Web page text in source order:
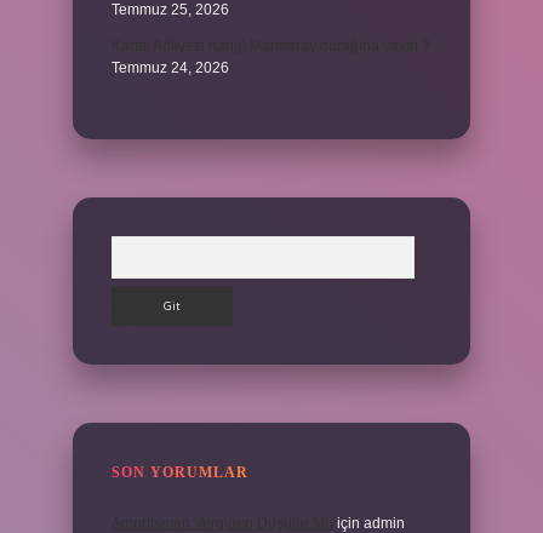
Temmuz 25, 2026
Temmuz 24, 2026
SON YORUMLAR
için admin